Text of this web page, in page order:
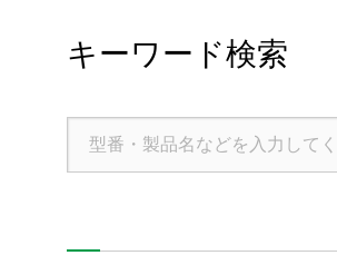
キーワード検索
All Rights Reserved. Copyright(C) NIDEC CORPORATION